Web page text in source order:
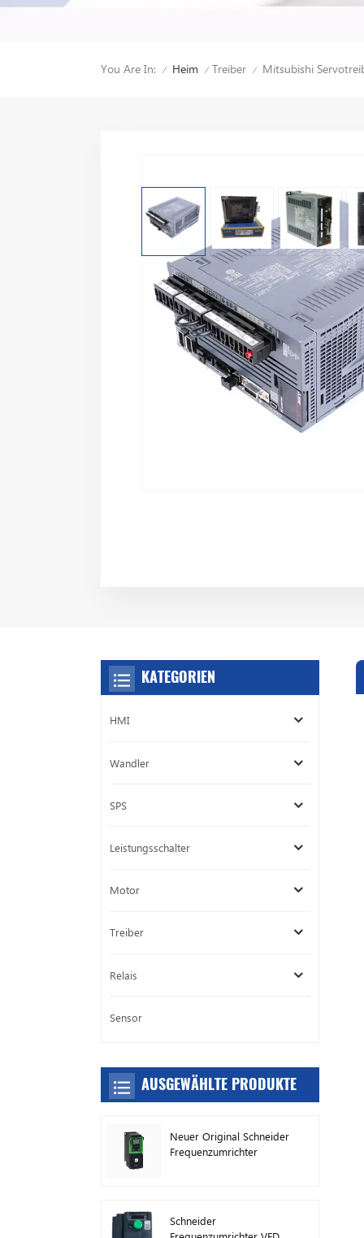
You Are In: / Heim / Treiber / Mitsubishi
KATEGORIEN
HMI
Wandler
SPS
Leistungsschalter
Motor
Treiber
Relais
Sensor
AUSGEWÄHLTE PRODUKTE
Neuer Original Schneider
Frequenzumrichter
Schneider